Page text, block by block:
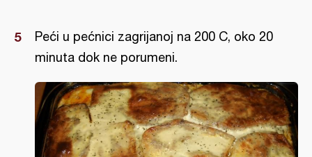
Peći u pećnici zagrijanoj na 200 C, oko 20
minuta dok ne porumeni.